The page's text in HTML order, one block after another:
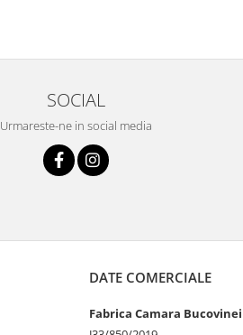
SOCIAL
Urmareste-ne in social media
DATE COMERCIALE
Fabrica Camara Bucovinei